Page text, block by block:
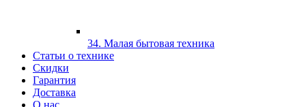
34. Малая бытовая техника
Статьи о технике
Скидки
Гарантия
Доставка
О нас